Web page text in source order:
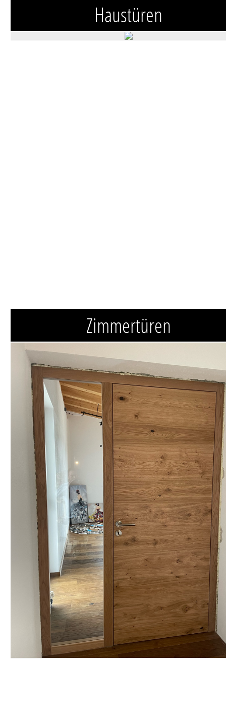
Haustüren
Zimmertüren